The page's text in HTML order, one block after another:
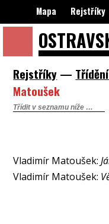
Mapa Rejstříky
Rejstříky —
Matoušek
Vladimír Matoušek:
Vladimír Matoušek: